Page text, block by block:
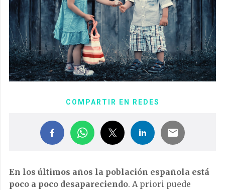
COMPARTIR EN REDES
En los últimos años la población española está
poco a poco desapareciendo. A priori puede